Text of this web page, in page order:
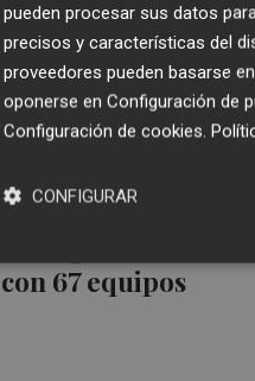
Puchol II arrambla
con 67 equipos
pueden procesar sus datos
precisos y características del
proveedores pueden basarse
oponerse en Configuración de
Configuración de cookies.
CONFIGURAR